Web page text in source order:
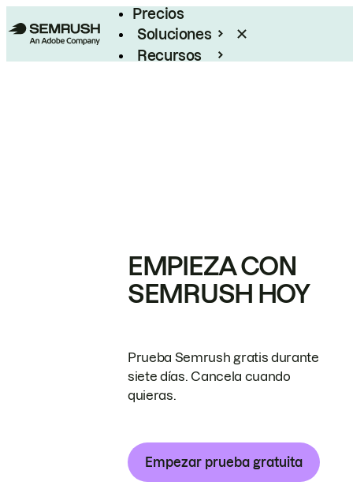
Precios
Soluciones
Recursos
EMPIEZA CON
SEMRUSH HOY
Prueba Semrush gratis durante
siete días. Cancela cuando
quieras.
Empezar prueba gratuita